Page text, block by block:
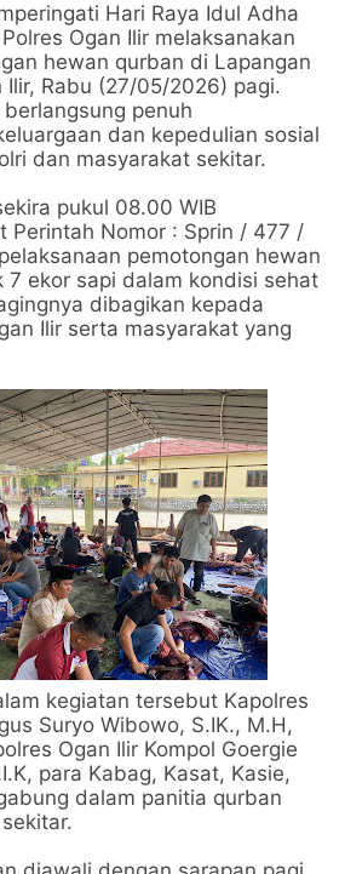
Hari Raya Idul Adha
Ogan Ilir melaksanakan
hewan qurban di Lapangan
Ilir, Rabu (27/05/2026) pagi.
penuh
dan kepedulian sosial
dan masyarakat sekitar.
pukul 08.00 WIB
Perintah Nomor : Sprin / 477 /
pemotongan hewan
7 ekor sapi dalam kondisi sehat
dibagikan kepada
Ilir serta masyarakat yang
kegiatan tersebut Kapolres
Suryo Wibowo, S.IK., M.H,
Ogan Ilir Kompol Goergie
para Kabag, Kasat, Kasie,
dalam panitia qurban